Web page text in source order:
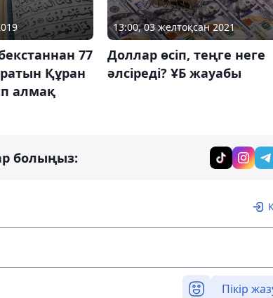
77
Құран
алмақ
13:00, 03 желтоқсан 2021
Доллар өсіп, теңге неге
әлсіреді? ҰБ жауабы
болыңыз:
Пікір